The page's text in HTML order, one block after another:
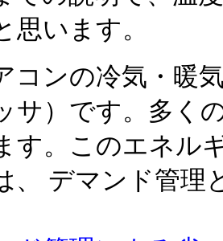
思います。
ンの冷気・暖
サ）です。多く
す。このエネル
、 デマンド管理